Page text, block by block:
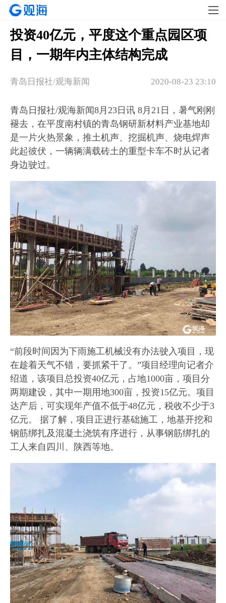
投资40亿元，平度这个重点园区项
目，一期年内主体结构完成
2020-08-23 23:10
青岛日报社/观海新闻
青岛日报社/观海新闻8月23日讯 8月21日，暑气刚刚
褪去，在平度南村镇的青岛钢研新材料产业基地却
是一片火热景象，推土机声、挖掘机声、烧电焊声
此起彼伏，一辆辆满载砖土的重型卡车不时从记者
身边驶过。
“前段时间因为下雨施工机械没有办法驶入项目，现
在趁着天气不错，要抓紧干了。”项目经理向记者介
绍道，该项目总投资40亿元，占地1000亩，项目分
两期建设，其中一期用地300亩，投资15亿元。项目
达产后，可实现年产值不低于48亿元，税收不少于3
亿元。 据了解，项目正进行基础施工，地基开挖和
钢筋绑扎及混凝土浇筑有序进行，从事钢筋绑扎的
工人来自四川、陕西等地。